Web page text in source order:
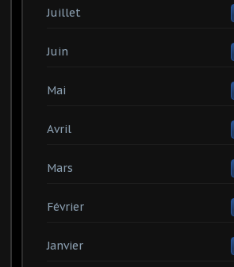
Juillet
Juin
Mai
Avril
Mars
Février
Janvier